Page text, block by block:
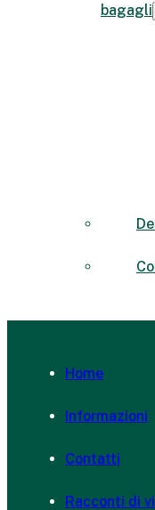
bagagli
Home
Informazioni
Contatti
Racconti di